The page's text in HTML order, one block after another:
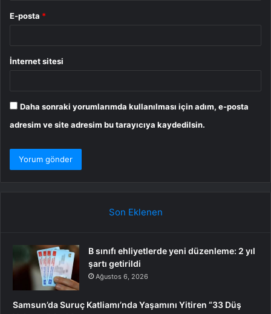
E-posta *
İnternet sitesi
Daha sonraki yorumlarımda kullanılması için adım, e-posta
adresim ve site adresim bu tarayıcıya kaydedilsin.
Son Eklenen
B sınıfı ehliyetlerde yeni düzenleme: 2 yıl
şartı getirildi
Ağustos 6, 2026
Samsun’da Suruç Katliamı’nda Yaşamını Yitiren “33 Düş